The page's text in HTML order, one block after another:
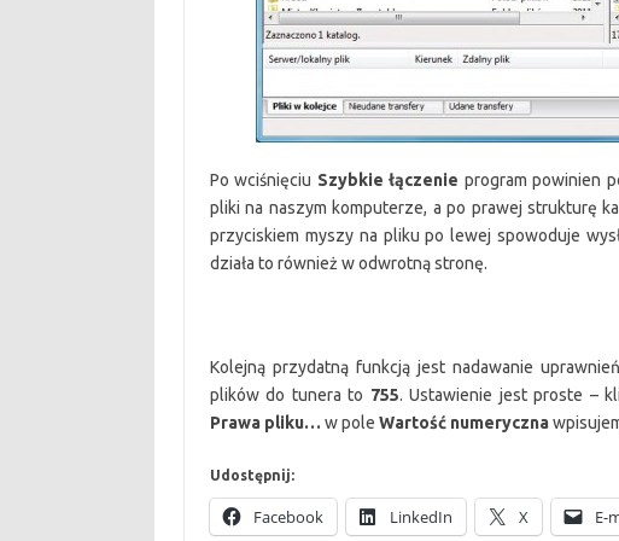
Po wciśnięciu Szybkie łączenie program powinien
pliki na naszym komputerze, a po prawej strukturę
przyciskiem myszy na pliku po lewej spowoduje
działa to również w odwrotną stronę.
Kolejną przydatną funkcją jest nadawanie
plików do tunera to 755. Ustawienie jest proste –
Prawa pliku… w pole Wartość numeryczna
Udostępnij:
Facebook LinkedIn X E-